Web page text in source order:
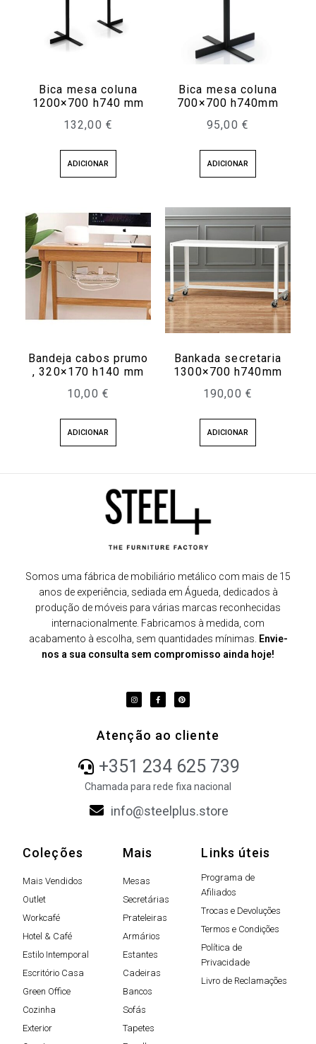
Bica mesa coluna
1200×700 h740 mm
132,00 €
ADICIONAR
Bica mesa coluna
700×700 h740mm
95,00 €
ADICIONAR
Bandeja cabos prumo
, 320×170 h140 mm
10,00 €
ADICIONAR
Bankada secretaria
1300×700 h740mm
190,00 €
ADICIONAR
Somos uma fábrica de mobiliário metálico com mais de 15
anos de experiência, sediada em Águeda, dedicados à
produção de móveis para várias marcas reconhecidas
internacionalmente. Fabricamos à medida, com
acabamento à escolha, sem quantidades mínimas. Envie-
nos a sua consulta sem compromisso ainda hoje!
Atenção ao cliente
+351 234 625 739
Chamada para rede fixa nacional
info@steelplus.store
Coleções
Mais Vendidos
Outlet
Workcafé
Hotel & Café
Estilo Intemporal
Escritório Casa
Green Office
Cozinha
Exterior
Mais
Mesas
Secretárias
Prateleiras
Armários
Estantes
Cadeiras
Bancos
Sofás
Tapetes
Links úteis
Programa de
Afiliados
Trocas e Devoluções
Termos e Condições
Política de
Privacidade
Livro de Reclamações